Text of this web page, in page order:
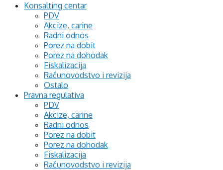
Konsalting centar
PDV
Akcize, carine
Radni odnos
Porez na dobit
Porez na dohodak
Fiskalizacija
Računovodstvo i revizija
Ostalo
Pravna regulativa
PDV
Akcize, carine
Radni odnos
Porez na dobit
Porez na dohodak
Fiskalizacija
Računovodstvo i revizija